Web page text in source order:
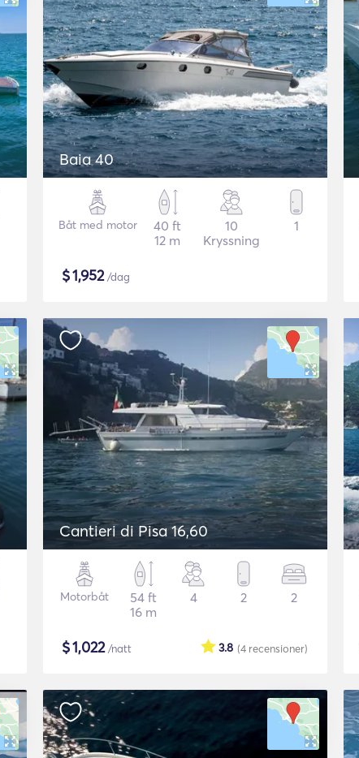
Baia 40
Båt med motor
40 ft
12 m
10
Kryssning
1
$1,952/dag
Cantieri di Pisa 16,60
Motorbåt
54 ft
16 m
4 2 2
$1,022/natt (4 recensioner)
3.8